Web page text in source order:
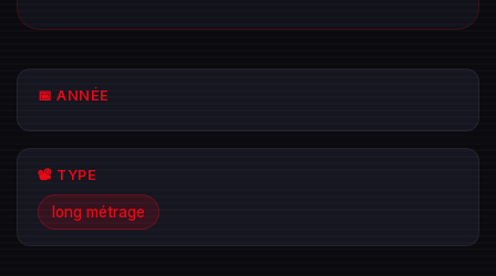
📅 ANNÉE
📽️ TYPE
long métrage